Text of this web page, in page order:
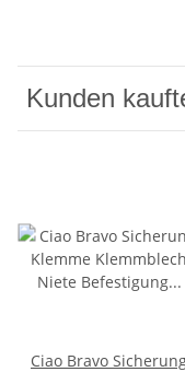
Kunden
Ciao Bravo